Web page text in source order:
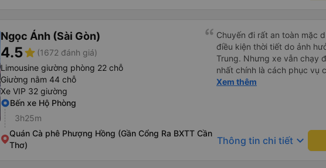
Ngọc Ánh (Sài Gòn)
4.5star (1672 đánh giá)
Limousine giường phòng 22 chỗ
Giường nằm 44 chỗ
Xe VIP 32 giường
Bến xe Hộ Phòng
3h25m
Quán Cà phê Phượng Hồng (Gần Cổng Ra BXTT Cần
Thơ)
Chuyến đi rất an toàn mặc
điều kiện thời tiết do ảnh
Trung. Nhưng xe vẫn chạy
nhất chính là cách phục vụ của nhân
gia đình sẽ tiếp tục ủng hộ
Xem thêm
Thông tin chi tiết keyboard_arrow_down